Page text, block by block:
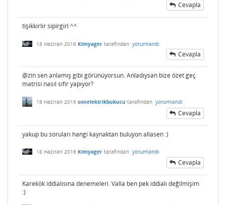
Cevapla
tişikkirlir sipirgirl ^^
18 Haziran 2016 Kimyager tarafından yorumlandı
Cevapla
@zîn sen anlamış gibi görünüyorsun. Anladıysan bize özet geç
matrisi nasıl sıfır yapıyor?
18 Haziran 2016 sonelektrikbukucu tarafından yorumlandı
Cevapla
yakup bu soruları hangi kaynaktan buluyon allasen :)
18 Haziran 2016 Kimyager tarafından yorumlandı
Cevapla
Karekök iddialısına denemeleri. Valla ben pek iddialı değilmişim
:)